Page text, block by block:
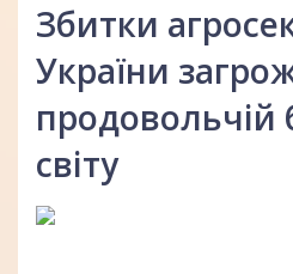
Збитки
України
продовольчій
світу